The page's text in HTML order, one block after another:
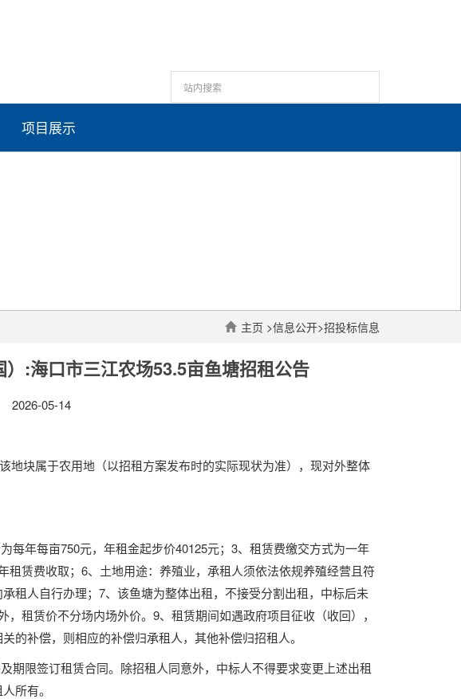
项目展示
主页 >信息公开>招投标信息
:海口市三江农场53.5亩鱼塘招租公告
2026-05-14
地块属于农用地（以招租方案发布时的实际现状为准），现对外整体
每年每亩750元，年租金起步价40125元；3、租赁费缴交方式为一年
租赁费收取； 6、土地用途：养殖业， 承租人须依法依规养殖经营且符
租人自行办理； 7、该鱼塘为整体出租，不接受分割出租，中标后未
，租赁价不分场内场外价。9、租赁期间如遇政府项目征收（收回），
的补偿，则相应的补偿归承租人，其他补偿归招租人。
期限签订租赁合同。除招租人同意外，中标人不得要求变更上述出租
所有。